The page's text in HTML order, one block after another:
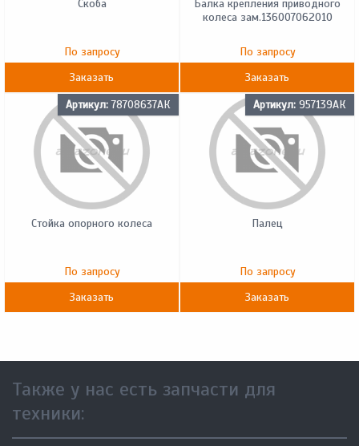
Скоба
По запросу
Заказать
Балка крепления приводного
колеса зам.136007062010
По запросу
Заказать
Артикул:78708637АК
Стойка опорного колеса
По запросу
Заказать
Артикул: 957139АК
Палец
По запросу
Заказать
Также у нас есть запчасти для
техники: